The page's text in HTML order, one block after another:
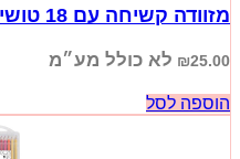
מזוודה קשיחה עם 18 טושים
₪25.00 לא כולל מע״מ
הוספה לסל